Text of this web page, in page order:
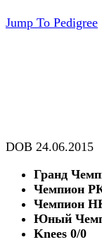
Jump To Pedigree
DOB 24.06.2015
Гранд
Чемпион
Чемпион
Юный
Knees 0/0